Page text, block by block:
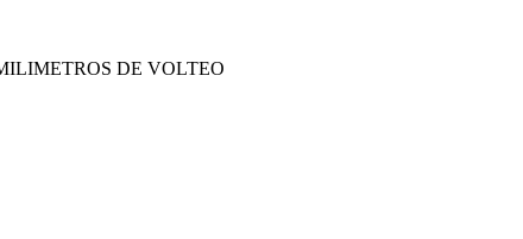
DE VOLTEO